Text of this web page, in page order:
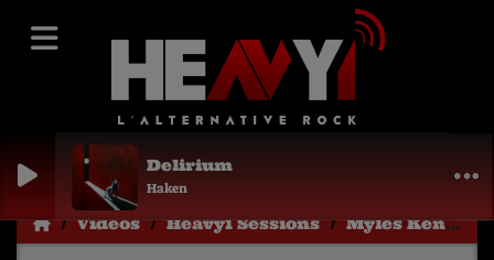
Delirium
Haken
Vidéos Heavy1 Sessions Myles Kennedy & Mark Tremonti (Alter Bridge) "Wouldn't You Rather" (Heavy1 acoustic session)